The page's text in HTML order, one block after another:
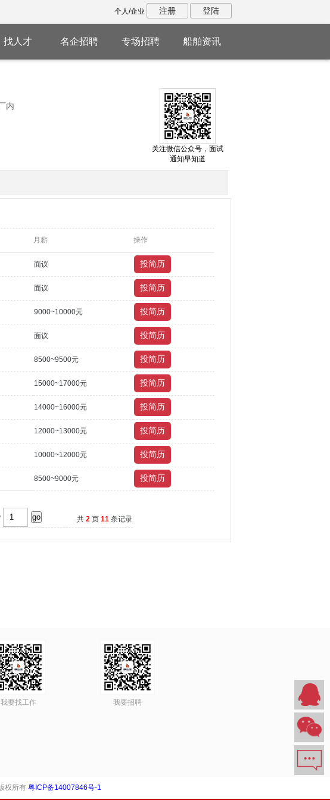
个人/企业 注册 登陆
找人才 名企招聘 专场招聘 船舶资讯
内
关注微信公众号，面试
通知早知道
月薪 操作
面议
面议
9000~10000元
面议
8500~9500元
15000~17000元
14000~16000元
12000~13000元
10000~12000元
8500~9000元
共 2 页 11 条记录
我要找工作 我要招聘
权所有 粤ICP备14007846号-1